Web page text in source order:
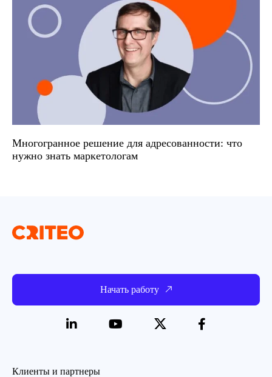
Многогранное решение для адресованности: что
нужно знать маркетологам
Начать работу
Клиенты и партнеры